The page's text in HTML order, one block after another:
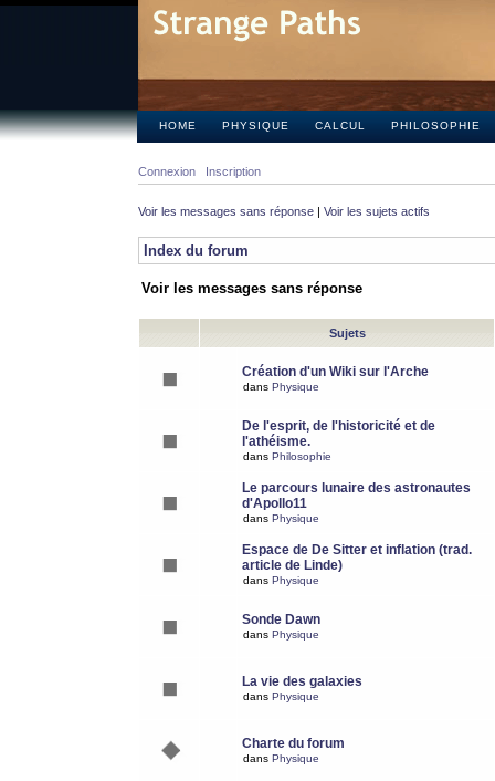
HOME PHYSIQUE CALCUL PHILOSOPHIE
Connexion Inscription
Voir les messages sans réponse | Voir les sujets actifs
Index du forum
Voir les messages sans réponse
Sujets
Création d'un Wiki sur l'Arche
dans Physique
De l'esprit, de l'historicité et de
l'athéisme.
dans Philosophie
Le parcours lunaire des astronautes
d'Apollo11
dans Physique
Espace de De Sitter et inflation (trad.
article de Linde)
dans Physique
Sonde Dawn
dans Physique
La vie des galaxies
dans Physique
Charte du forum
dans Physique